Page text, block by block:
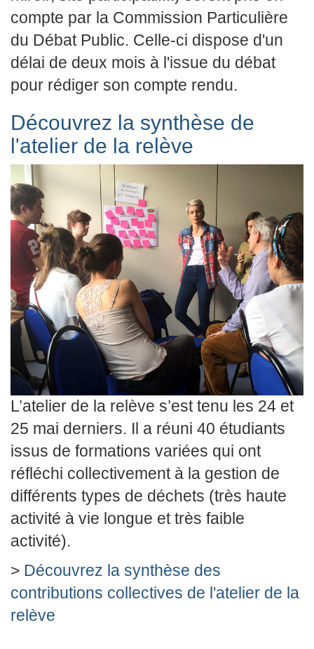
compte par la Commission Particulière
du Débat Public. Celle-ci dispose d'un
délai de deux mois à l'issue du débat
pour rédiger son compte rendu.
Découvrez la synthèse de
l'atelier de la relève
L’atelier de la relève s’est tenu les 24 et
25 mai derniers. Il a réuni 40 étudiants
issus de formations variées qui ont
réfléchi collectivement à la gestion de
différents types de déchets (très haute
activité à vie longue et très faible
activité).
> Découvrez la synthèse des
contributions collectives de l'atelier de la
relève